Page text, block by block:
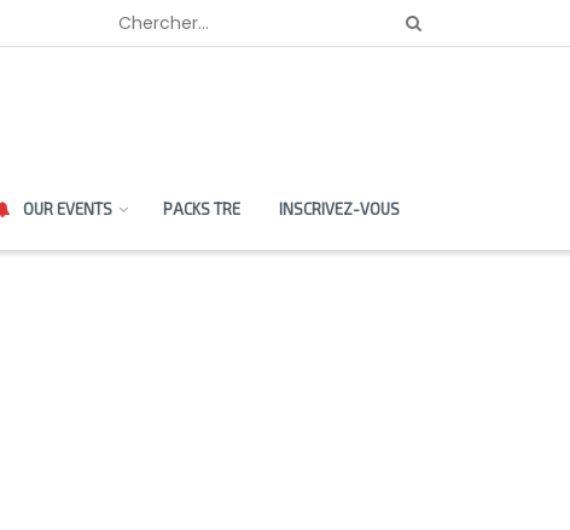
OUR EVENTS PACKS TRE INSCRIVEZ-VOUS